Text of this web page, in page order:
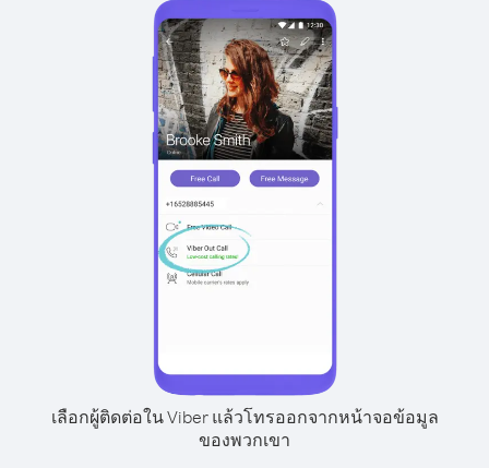
เลือกผู้ติดต่อใน Viber แล้วโทรออกจากหน้าจอข้อมูล
ของพวกเขา